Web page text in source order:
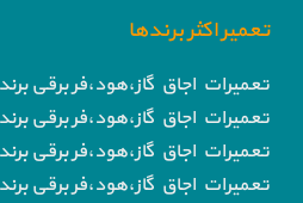
تعمیر اکثر برندها
تعمیرات اجاق گاز،هود،فر برقی
تعمیرات اجاق گاز،هود،فر برقی
تعمیرات اجاق گاز،هود،فر برقی
تعمیرات اجاق گاز،هود،فر برقی